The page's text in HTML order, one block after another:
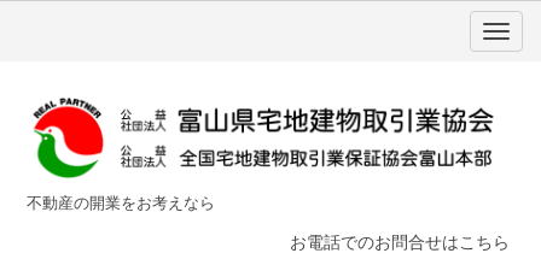
不動産の開業をお考えなら
お電話でのお問合せはこちら